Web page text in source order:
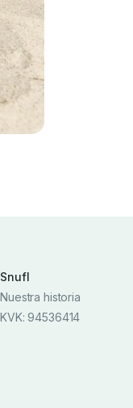
Snufl
Nuestra historia
KVK: 94536414